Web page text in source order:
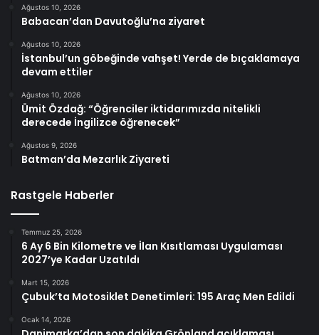
Ağustos 10, 2026
Babacan’dan Davutoğlu’na ziyaret
Ağustos 10, 2026
İstanbul’un göbeğinde vahşet! Yerde de bıçaklamaya
devam ettiler
Ağustos 10, 2026
Ümit Özdağ: “Öğrenciler iktidarımızda nitelikli
derecede İngilizce öğrenecek”
Ağustos 9, 2026
Batman’da Mezarlık Ziyareti
Rastgele Haberler
Temmuz 25, 2026
6 Ay 6 Bin Kilometre ve İlan Kısıtlaması Uygulaması
2027’ye Kadar Uzatıldı
Mart 15, 2026
Çubuk’ta Motosiklet Denetimleri: 195 Araç Men Edildi
Ocak 14, 2026